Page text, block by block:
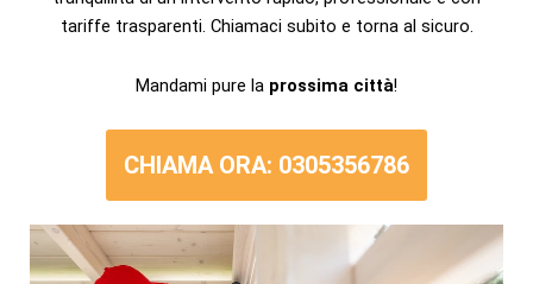
tariffe trasparenti. Chiamaci subito e torna al sicuro.
Mandami pure la prossima città!
CHIAMA ORA: 0305356786